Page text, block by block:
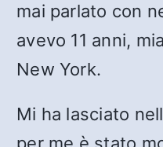
mai parlato con
avevo 11 anni,
New York.
Mi ha lasciato